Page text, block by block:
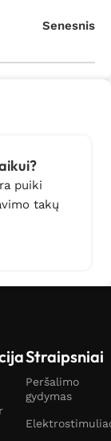
Senesnis
puiki
takų
Straipsniai
Peršalimo
gydymas